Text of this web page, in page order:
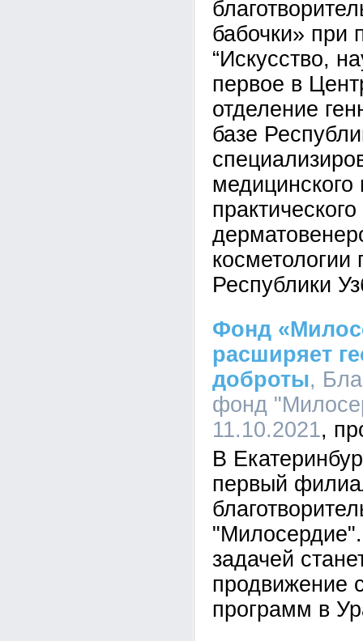
бабочки» при
“Искусство,
первое в
отделение
базе
медицинского
Республики
Фонд
расширяет
доброты,
фонд
11.10.2021
В
первый
задачей
продвижение
программ в